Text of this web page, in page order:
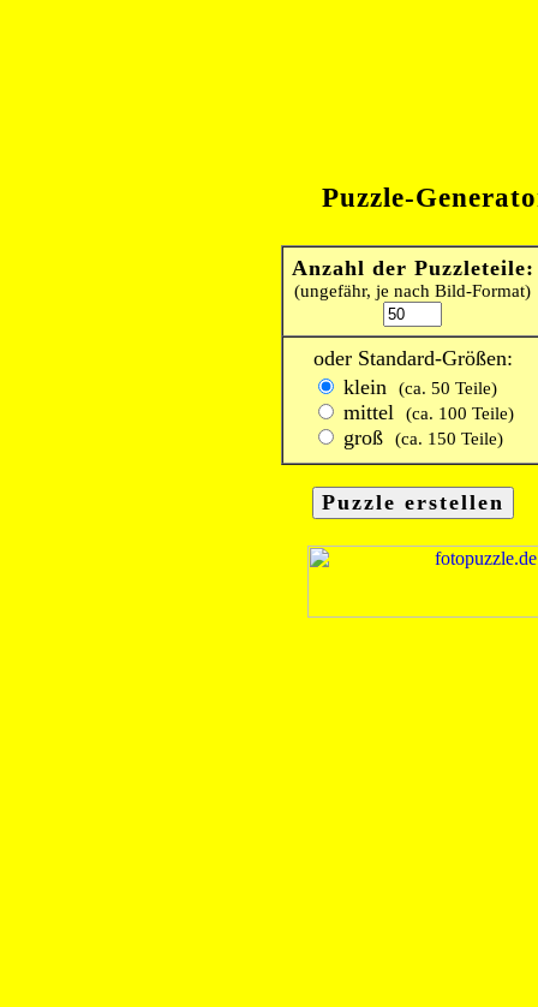
Puzzle-
Anzahl der Puzzleteile:
(ungefähr, je nach Bild-Format)
oder Standard-Größen:
klein
(ca. 50 Teile)
mittel (ca. 100 Teile)
groß (ca. 150 Teile)